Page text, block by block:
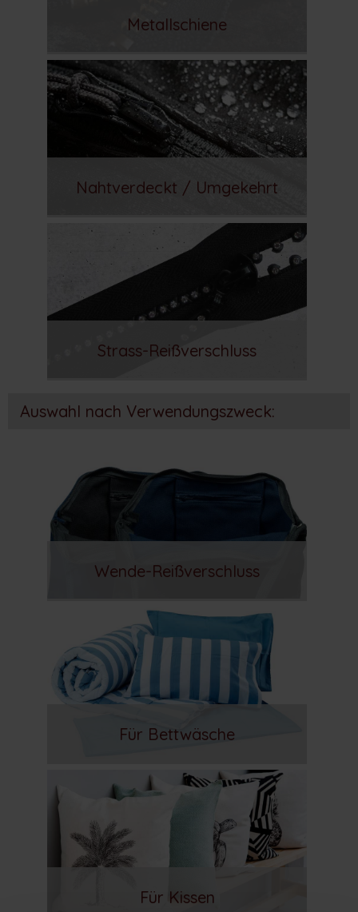
Metallschiene
Nahtverdeckt / Umgekehrt
Strass-Reißverschluss
Auswahl nach Verwendungszweck:
Wende-Reißverschluss
Für Bettwäsche
Für Kissen